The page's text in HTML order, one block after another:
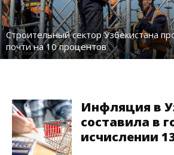
Строительный сектор Узбекистана
почти на 10 процентов
Инфляция в
составила в
исчислении